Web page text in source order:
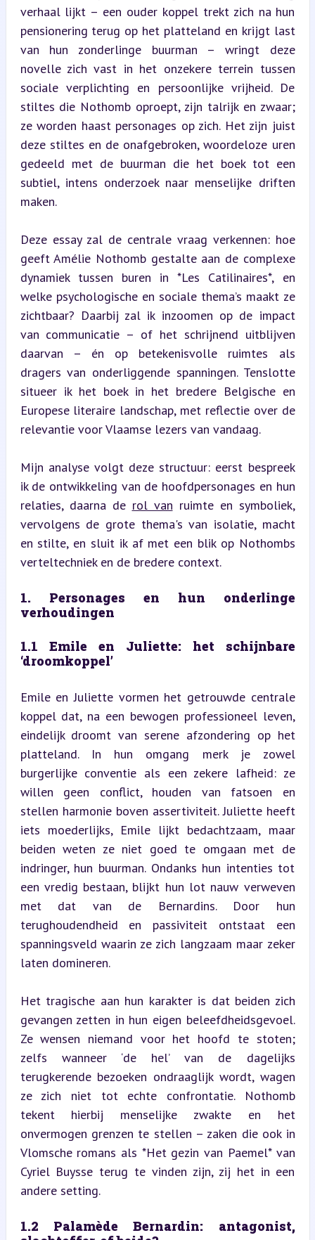
verhaal lijkt – een ouder koppel trekt zich na hun
pensionering terug op het platteland en krijgt last
van hun zonderlinge buurman – wringt deze
novelle zich vast in het onzekere terrein tussen
sociale verplichting en persoonlijke vrijheid. De
stiltes die Nothomb oproept, zijn talrijk en zwaar;
ze worden haast personages op zich. Het zijn juist
deze stiltes en de onafgebroken, woordeloze uren
gedeeld met de buurman die het boek tot een
subtiel, intens onderzoek naar menselijke driften
maken.
Deze essay zal de centrale vraag verkennen: hoe
geeft Amélie Nothomb gestalte aan de complexe
dynamiek tussen buren in *Les Catilinaires*, en
welke psychologische en sociale thema’s maakt ze
zichtbaar? Daarbij zal ik inzoomen op de impact
van communicatie – of het schrijnend uitblijven
daarvan – én op betekenisvolle ruimtes als
dragers van onderliggende spanningen. Tenslotte
situeer ik het boek in het bredere Belgische en
Europese literaire landschap, met reflectie over de
relevantie voor Vlaamse lezers van vandaag.
Mijn analyse volgt deze structuur: eerst bespreek
ik de ontwikkeling van de hoofdpersonages en hun
relaties, daarna de rol van ruimte en symboliek,
vervolgens de grote thema's van isolatie, macht
en stilte, en sluit ik af met een blik op Nothombs
verteltechniek en de bredere context.
1. Personages en hun onderlinge
verhoudingen
1.1 Emile en Juliette: het schijnbare
‘droomkoppel’
Emile en Juliette vormen het getrouwde centrale
koppel dat, na een bewogen professioneel leven,
eindelijk droomt van serene afzondering op het
platteland. In hun omgang merk je zowel
burgerlijke conventie als een zekere lafheid: ze
willen geen conflict, houden van fatsoen en
stellen harmonie boven assertiviteit. Juliette heeft
iets moederlijks, Emile lijkt bedachtzaam, maar
beiden weten ze niet goed te omgaan met de
indringer, hun buurman. Ondanks hun intenties tot
een vredig bestaan, blijkt hun lot nauw verweven
met dat van de Bernardins. Door hun
terughoudendheid en passiviteit ontstaat een
spanningsveld waarin ze zich langzaam maar zeker
laten domineren.
Het tragische aan hun karakter is dat beiden zich
gevangen zetten in hun eigen beleefdheidsgevoel.
Ze wensen niemand voor het hoofd te stoten;
zelfs wanneer ‘de hel’ van de dagelijks
terugkerende bezoeken ondraaglijk wordt, wagen
ze zich niet tot echte confrontatie. Nothomb
tekent hierbij menselijke zwakte en het
onvermogen grenzen te stellen – zaken die ook in
Vlomsche romans als *Het gezin van Paemel* van
Cyriel Buysse terug te vinden zijn, zij het in een
andere setting.
1.2 Palamède Bernardin: antagonist,